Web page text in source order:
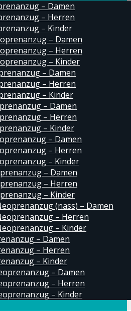
– Damen
– Herren
– Kinder
– Damen
– Herren
– Kinder
– Damen
– Herren
– Kinder
– Damen
– Herren
– Kinder
– Damen
– Herren
– Kinder
– Damen
– Herren
– Kinder
(nass) – Damen
– Herren
– Kinder
– Damen
– Herren
– Kinder
– Damen
– Herren
– Kinder